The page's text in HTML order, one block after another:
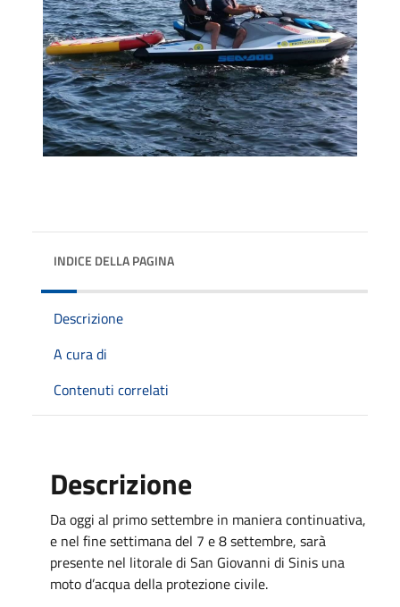
INDICE DELLA PAGINA
Descrizione
A cura di
Contenuti correlati
Descrizione
Da oggi al primo settembre in maniera continuativa,
e nel fine settimana del 7 e 8 settembre, sarà
presente nel litorale di San Giovanni di Sinis una
moto d’acqua della protezione civile.